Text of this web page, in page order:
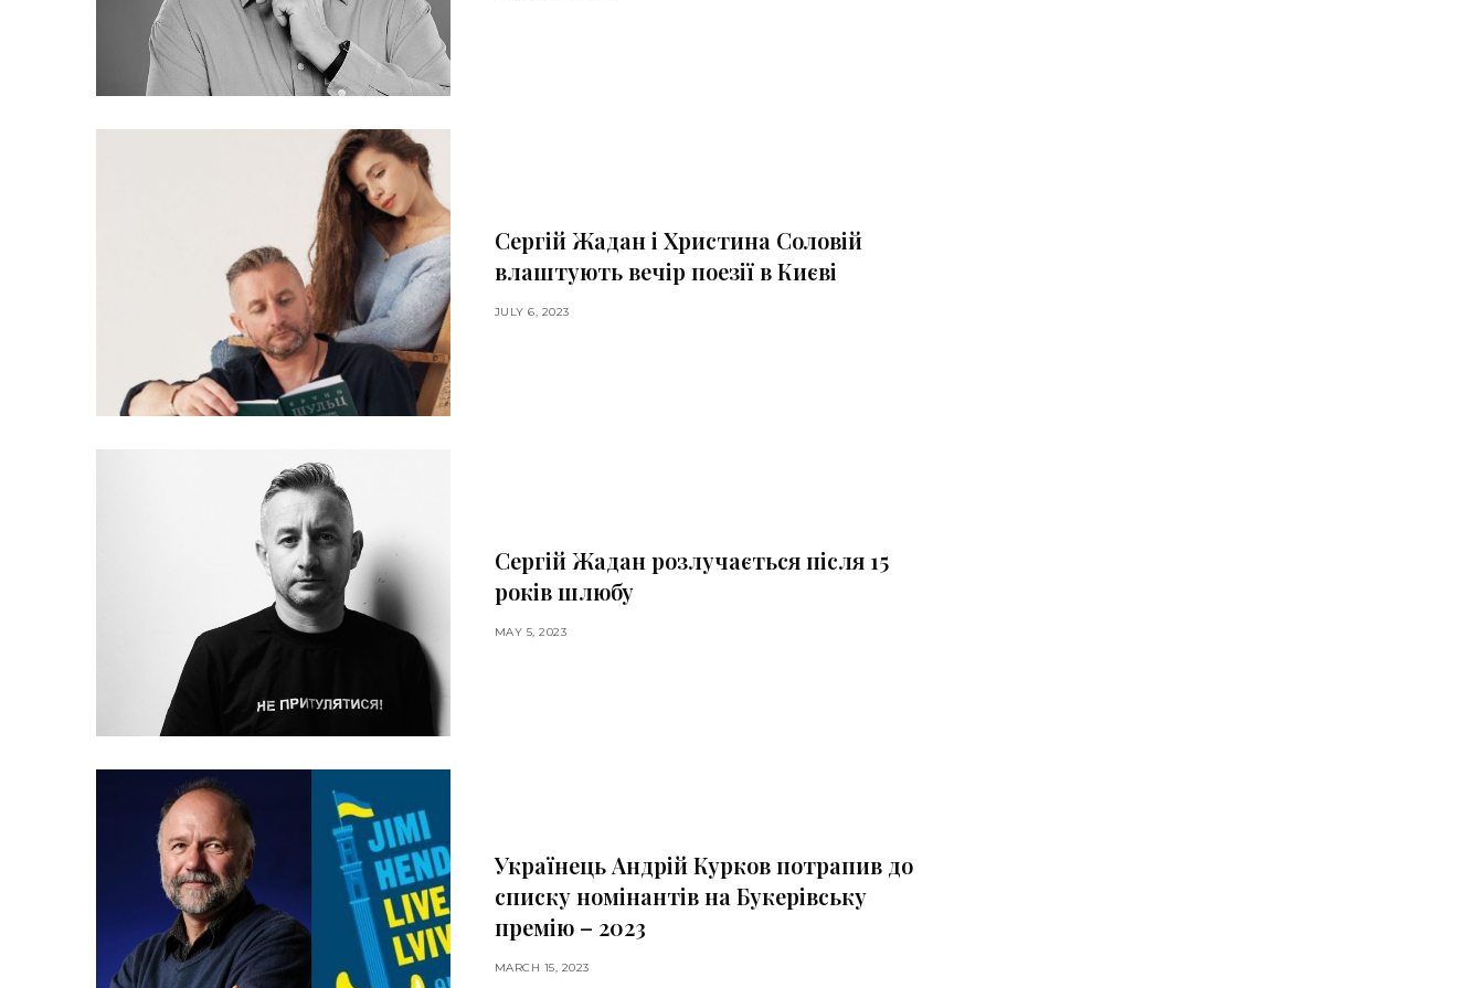
Сергій Жадан і Христина Соловій
влаштують вечір поезії в Києві
JULY 6, 2023
Сергій Жадан розлучається після 15
років шлюбу
MAY 5, 2023
Українець Андрій Курков потрапив до
списку номінантів на Букерівську
премію – 2023
MARCH 15, 2023